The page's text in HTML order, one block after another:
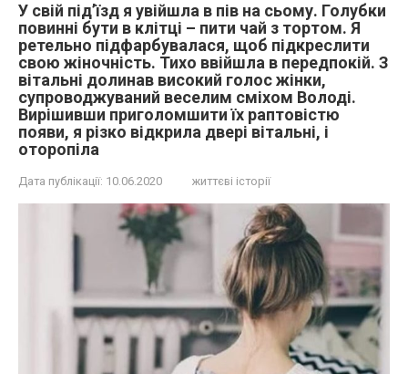
У свій під’їзд я увійшла в пів на сьому. Голубки
повинні бути в клітці – пити чай з тортом. Я
ретельно підфарбувалася, щоб підкреслити
свою жіночність. Тихо ввійшла в передпокій. З
вітальні долинав високий голос жінки,
супроводжуваний веселим сміхом Володі.
Вирішивши приголомшити їх раптовістю
появи, я різко відкрила двері вітальні, і
оторопіла
Дата публікації: 10.06.2020 життєві історії